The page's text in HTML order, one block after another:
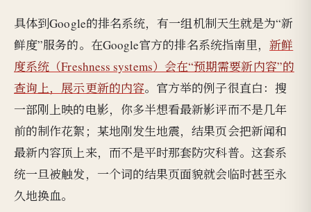
具体到Google的排名系统，有一组机制天生就是为“新
鲜度”服务的。在Google官方的排名系统指南里， 新鲜
度系统（Freshness systems）会在“预期需要新内容”的
查询上，展示更新的内容。官方举的例子很直白：搜
一部刚上映的电影，你多半想看最新影评而不是几年
前的制作花絮；某地刚发生地震，结果页会把新闻和
最新内容顶上来，而不是平时那套防灾科普。这套系
统一旦被触发，一个词的结果页面貌就会临时甚至永
久地换血。